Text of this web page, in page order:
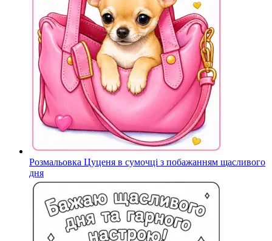
Розмальовка Цуценя в сумочці з побажанням щасливого
дня